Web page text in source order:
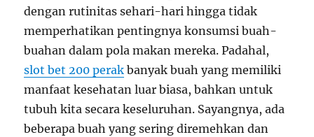
dengan rutinitas sehari-hari hingga tidak
memperhatikan pentingnya konsumsi buah-
buahan dalam pola makan mereka. Padahal,
slot bet 200 perak banyak buah yang memiliki
manfaat kesehatan luar biasa, bahkan untuk
tubuh kita secara keseluruhan. Sayangnya, ada
beberapa buah yang sering diremehkan dan